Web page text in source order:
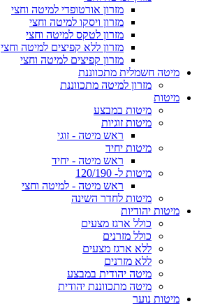
מזרון אורטופדי למיטה וחצי
מזרון ויסקו למיטה וחצי
מזרון לטקס למיטה וחצי
מזרון ללא קפיצים למיטה וחצי
מזרון קפיצים למיטה וחצי
מיטה חשמלית מתכווננת
מזרון למיטה מתכווננת
מיטות
מיטות במבצע
מיטות זוגיות
ראש מיטה - זוגי
מיטות יחיד
ראש מיטה - יחיד
מיטות ל- 120/190
ראש מיטה - למיטה וחצי
מיטות לחדר השינה
מיטות יהודיות
כולל ארגז מצעים
כולל מזרנים
ללא ארגז מצעים
ללא מזרנים
מיטה יהודית במבצע
מיטה מתכווננת יהודית
מיטות נוער